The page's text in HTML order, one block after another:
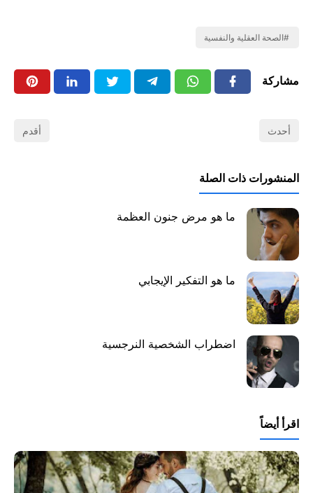
الصحة العقلية والنفسية
مشاركة
أحدث أقدم
المنشورات ذات الصلة
ما هو مرض جنون العظمة
ما هو التفكير الإيجابي
اضطراب الشخصية النرجسية
اقرأ أيضاً